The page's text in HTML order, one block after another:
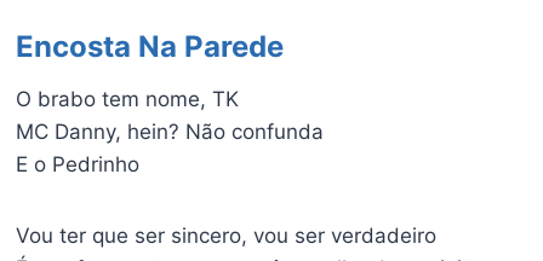
Encosta Na Parede
O brabo tem nome, TK
MC Danny, hein? Não confunda
E o Pedrinho
Vou ter que ser sincero, vou ser verdadeiro